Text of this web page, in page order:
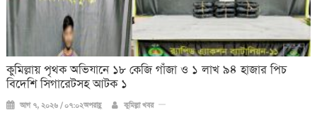
কুমিল্লায় পৃথক অভিযানে ১৮ কেজি গাঁজা ও ১ লাখ ৯৪ হাজার পিচ
বিদেশি সিগারেটসহ আটক ১
আগ ৭, ২০২৬ / ০৭:০২অপরাহ্ণ কুমিল্লা খবর